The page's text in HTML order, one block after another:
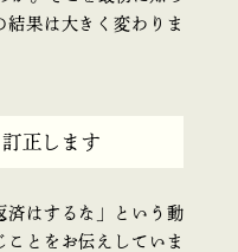
果は大きく変わりま
正します
済はするな」という動
とをお伝えしていま